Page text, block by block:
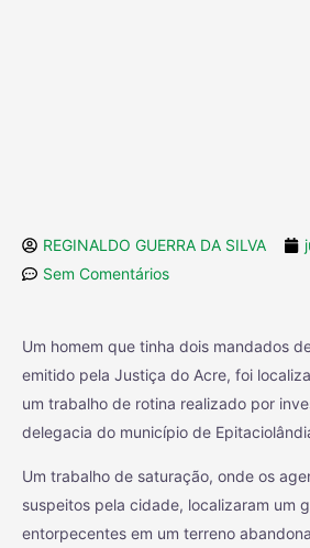
REGINALDO GUERRA DA SILVA
Sem Comentários
Um homem que tinha dois mandados
emitido pela Justiça do Acre, foi
um trabalho de rotina realizado por
delegacia do município de
Um trabalho de saturação, onde os
suspeitos pela cidade, localizaram um
entorpecentes em um terreno